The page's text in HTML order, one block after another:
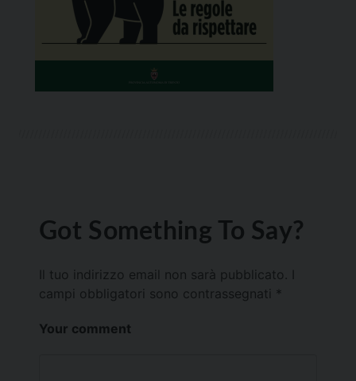
Got Something To Say?
Il tuo indirizzo email non sarà pubblicato.
campi obbligatori sono contrassegnati *
Your comment